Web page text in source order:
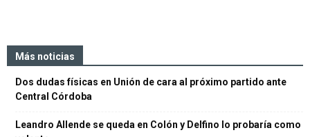
Más noticias
Dos dudas físicas en Unión de cara al próximo partido ante
Central Córdoba
Leandro Allende se queda en Colón y Delfino lo probaría como